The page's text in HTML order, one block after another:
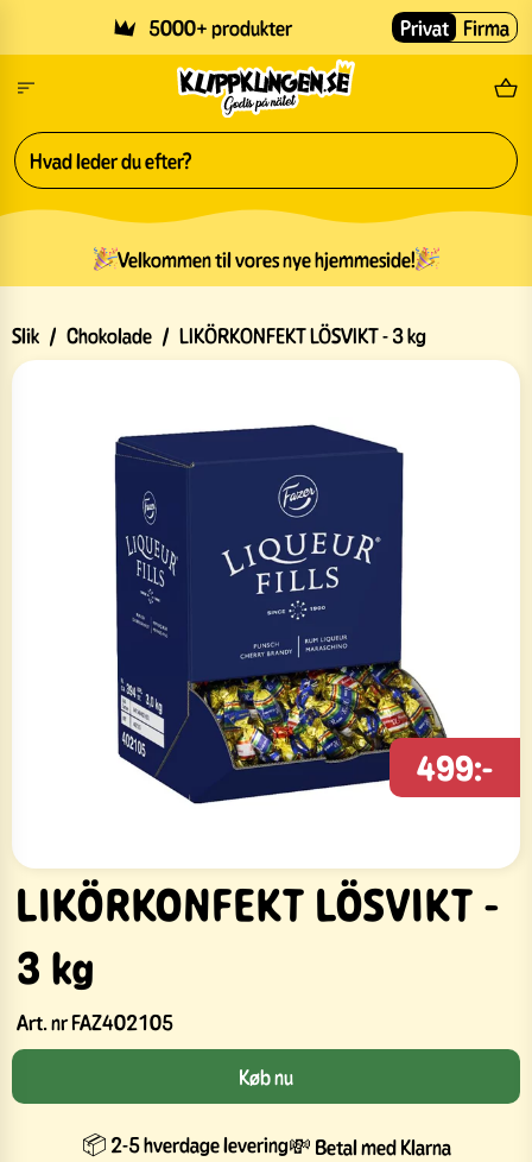
5000+ produkter Privat Firma
Velkommen til vores nye hjemmeside!
Slik / Chokolade / LIKÖRKONFEKT LÖSVIKT - 3 kg
LIKÖRKONFEKT LÖSVIKT -
3 kg
Art. nrFAZ402105
499:-
Køb nu
📦 2-5 hverdage levering💸 Betal med Klarna